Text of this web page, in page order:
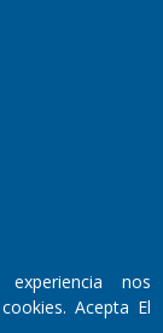
nos
Acepta El